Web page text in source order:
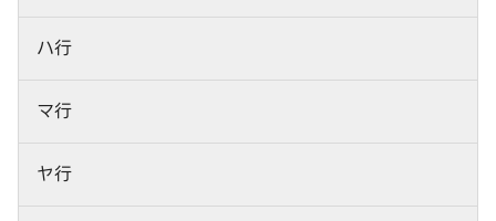
ハ行
マ行
ヤ行